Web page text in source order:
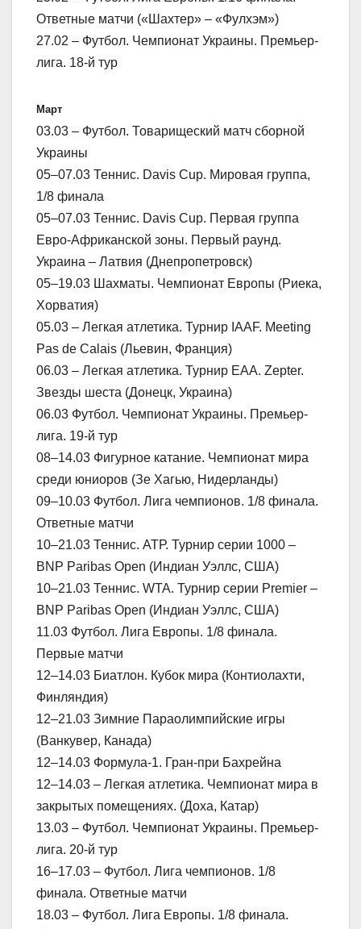
Ответные матчи («Шахтер» – «Фулхэм»)
27.02 – Футбол. Чемпионат Украины. Премьер-
лига. 18-й тур
Март
03.03 – Футбол. Товарищеский матч сборной
Украины
05–07.03 Теннис. Davis Cup. Мировая группа,
1/8 финала
05–07.03 Теннис. Davis Cup. Первая группа
Евро-Африканской зоны. Первый раунд.
Украина – Латвия (Днепропетровск)
05–19.03 Шахматы. Чемпионат Европы (Риека,
Хорватия)
05.03 – Легкая атлетика. Турнир IAAF. Meeting
Pas de Calais (Льевин, Франция)
06.03 – Легкая атлетика. Турнир ЕАА. Zepter.
Звезды шеста (Донецк, Украина)
06.03 Футбол. Чемпионат Украины. Премьер-
лига. 19-й тур
08–14.03 Фигурное катание. Чемпионат мира
среди юниоров (Зе Хагью, Нидерланды)
09–10.03 Футбол. Лига чемпионов. 1/8 финала.
Ответные матчи
10–21.03 Теннис. АТР. Турнир серии 1000 –
BNP Paribas Open (Индиан Уэллс, США)
10–21.03 Теннис. WTA. Турнир серии Premier –
BNP Paribas Open (Индиан Уэллс, США)
11.03 Футбол. Лига Европы. 1/8 финала.
Первые матчи
12–14.03 Биатлон. Кубок мира (Контиолахти,
Финляндия)
12–21.03 Зимние Параолимпийские игры
(Ванкувер, Канада)
12–14.03 Формула-1. Гран-при Бахрейна
12–14.03 – Легкая атлетика. Чемпионат мира в
закрытых помещениях. (Доха, Катар)
13.03 – Футбол. Чемпионат Украины. Премьер-
лига. 20-й тур
16–17.03 – Футбол. Лига чемпионов. 1/8
финала. Ответные матчи
18.03 – Футбол. Лига Европы. 1/8 финала.